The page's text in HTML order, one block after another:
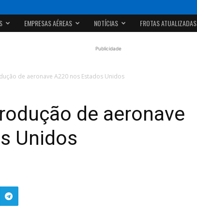
EMPRESAS AÉREAS NOTÍCIAS FROTAS ATUALIZADAS
Publicidade
de aeronave A220 nos Estados Unidos
de aeronave
Unidos